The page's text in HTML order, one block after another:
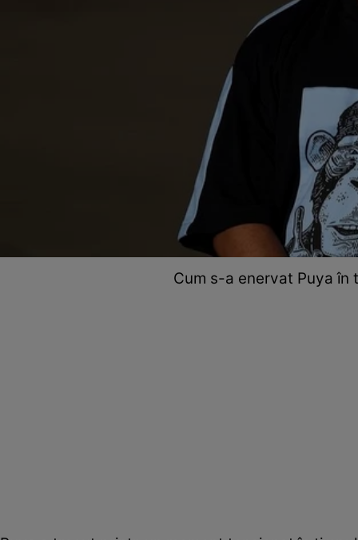
Cum s-a enervat Puya în